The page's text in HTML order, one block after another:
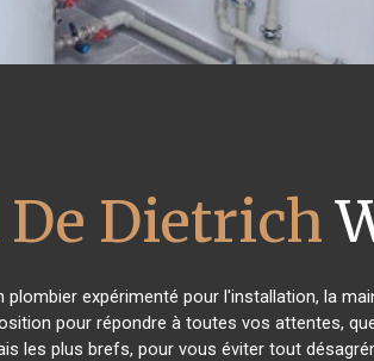
Dietrich
expérimenté pour l'installation, la
pour répondre à toutes vos attentes,
les plus brefs, pour vous éviter tout